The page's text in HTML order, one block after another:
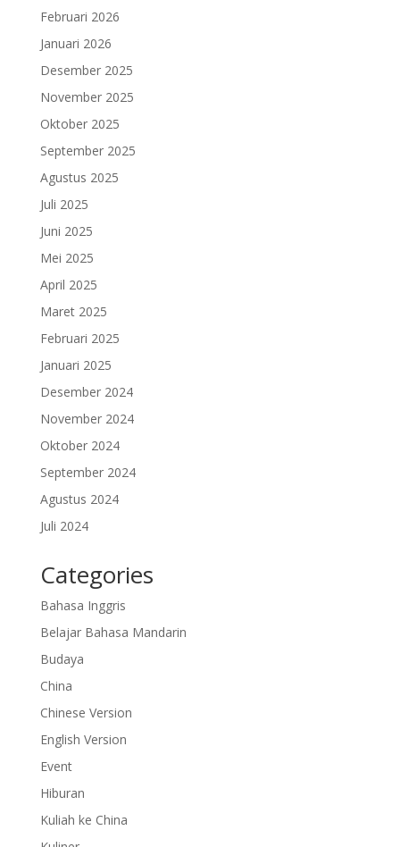
Februari 2026
Januari 2026
Desember 2025
November 2025
Oktober 2025
September 2025
Agustus 2025
Juli 2025
Juni 2025
Mei 2025
April 2025
Maret 2025
Februari 2025
Januari 2025
Desember 2024
November 2024
Oktober 2024
September 2024
Agustus 2024
Juli 2024
Categories
Bahasa Inggris
Belajar Bahasa Mandarin
Budaya
China
Chinese Version
English Version
Event
Hiburan
Kuliah ke China